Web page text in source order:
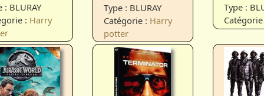
: BLURAY
: Harry
Type : BLURAY
Catégorie : Harry
potter
Type :